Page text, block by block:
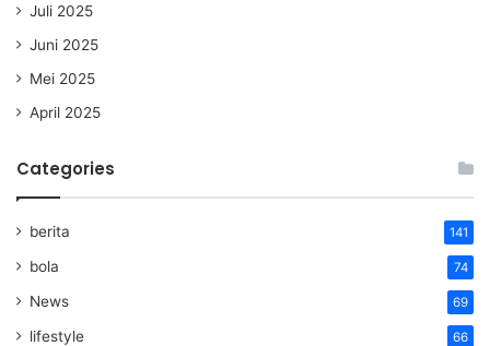
Juli 2025
Juni 2025
Mei 2025
April 2025
Categories
berita 141
bola 74
News 69
lifestyle 66